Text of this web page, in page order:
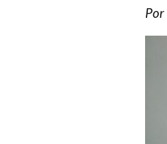
Por